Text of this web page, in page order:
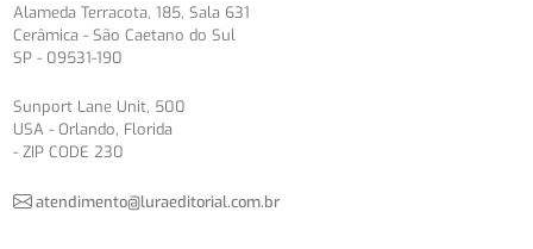
Alameda Terracota, 185, Sala 631
Cerâmica - São Caetano do Sul
SP - 09531-190
Sunport Lane Unit, 500
USA - Orlando, Florida
- ZIP CODE 230
atendimento@luraeditorial.com.br